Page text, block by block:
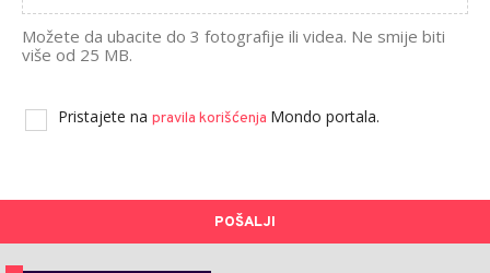
Možete da ubacite do 3 fotografije ili videa. Ne smije biti
više od 25 MB.
Pristajete na pravila korišćenja Mondo portala.
POŠALJI